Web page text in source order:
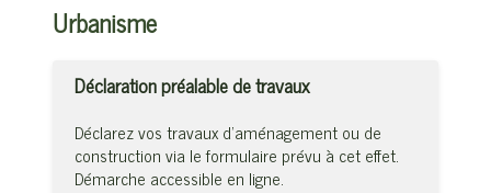
Urbanisme
Déclaration préalable de travaux
Déclarez vos travaux d’aménagement ou de
construction via le formulaire prévu à cet effet.
Démarche accessible en ligne.